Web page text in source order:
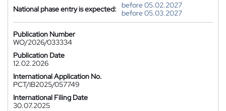
National phase entry is expected:
before 05.02.2027
before 05.03.2027
Publication Number
WO/2026/033334
Publication Date
12.02.2026
International Application No.
PCT/IB2025/057749
International Filing Date
30.07.2025